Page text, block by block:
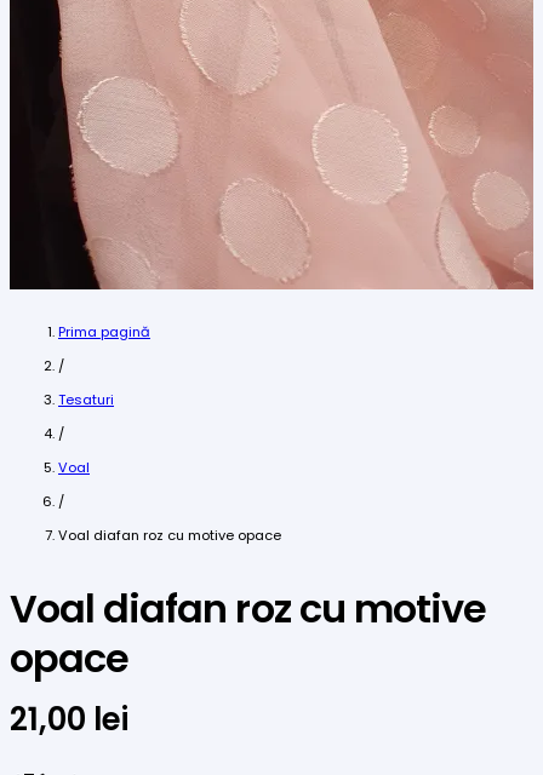
Prima pagină
/
Tesaturi
/
Voal
/
Voal diafan roz cu motive opace
Voal diafan roz cu motive
opace
21,00 lei